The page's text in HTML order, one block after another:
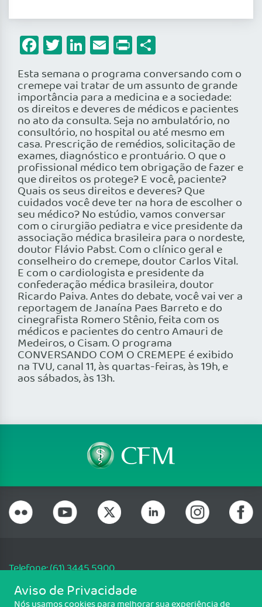
Facebook
Twitter
LinkedIn
Email
Print
Esta semana o programa conversando com o
cremepe vai tratar de um assunto de grande
importância para a medicina e a sociedade:
os direitos e deveres de médicos e pacientes
no ato da consulta. Seja no ambulatório, no
consultório, no hospital ou até mesmo em
casa. Prescrição de remédios, solicitação de
exames, diagnóstico e prontuário. O que o
profissional médico tem obrigação de fazer e
que direitos os protege? E você, paciente?
Quais os seus direitos e deveres? Que
cuidados você deve ter na hora de escolher o
seu médico? No estúdio, vamos conversar
com o cirurgião pediatra e vice presidente da
associação médica brasileira para o nordeste,
doutor Flávio Pabst. Com o clínico geral e
conselheiro do cremepe, doutor Carlos Vital.
E com o cardiologista e presidente da
confederação médica brasileira, doutor
Ricardo Paiva. Antes do debate, você vai ver a
reportagem de Janaína Paes Barreto e do
cinegrafista Romero Stênio, feita com os
médicos e pacientes do centro Amauri de
Medeiros, o Cisam. O programa
CONVERSANDO COM O CREMEPE é exibido
na TVU, canal 11, às quartas-feiras, às 19h, e
aos sábados, às 13h.
Telefone: (61) 3445 5900
Email: cfm@portalmedico.org.br
SGAS 616, Conjunto D, Lote 115, L2 Sul, Brasília/DF - CEP: 70200-760 -
Aviso de Privacidade